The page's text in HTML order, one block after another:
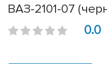
ВАЗ-2101-07
0.0